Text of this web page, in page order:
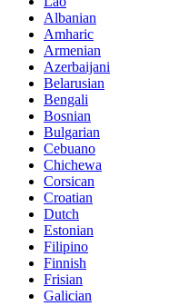
Albanian
Amharic
Armenian
Azerbaijani
Belarusian
Bengali
Bosnian
Bulgarian
Cebuano
Chichewa
Corsican
Croatian
Dutch
Estonian
Filipino
Finnish
Frisian
Galician